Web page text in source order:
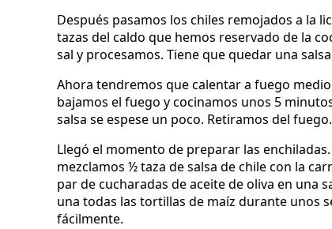
Después pasamos los chiles remojados a la
tazas del caldo que hemos reservado de la
sal y procesamos. Tiene que quedar una
Ahora tendremos que calentar a fuego
bajamos el fuego y cocinamos unos 5
salsa se espese un poco. Retiramos del fuego.
Llegó el momento de preparar las
mezclamos ½ taza de salsa de chile con la
par de cucharadas de aceite de oliva en una
una todas las tortillas de maíz durante unos
fácilmente.